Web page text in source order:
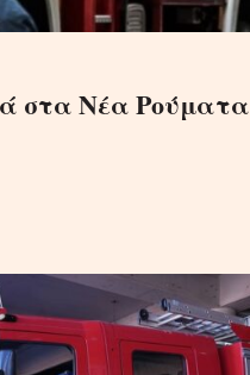
στα Νέα Ρούματα